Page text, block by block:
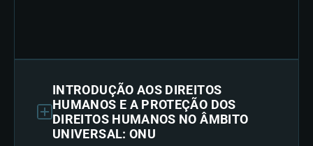
INTRODUÇÃO AOS DIREITOS
HUMANOS E A PROTEÇÃO DOS
DIREITOS HUMANOS NO ÂMBITO
UNIVERSAL: ONU